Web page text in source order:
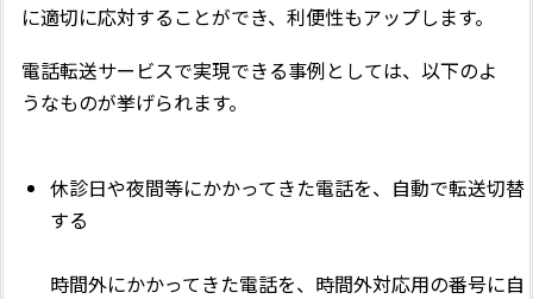
に適切に応対することができ、利便性もアップします。
電話転送サービスで実現できる事例としては、以下のよ
うなものが挙げられます。
休診日や夜間等にかかってきた電話を、自動で転送切替
する
時間外にかかってきた電話を、時間外対応用の番号に自